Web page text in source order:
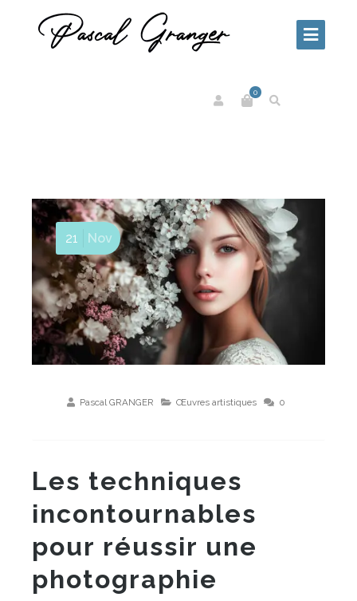
0
Pascal GRANGER Œuvres artistiques 0
21 Nov
Les techniques
incontournables
pour réussir une
photographie